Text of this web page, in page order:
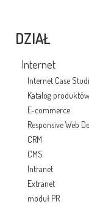
DZIAŁ
Internet
Internet Case
Katalog produktów
E-commerce
Responsive Web
CRM
CMS
Intranet
Extranet
moduł PR